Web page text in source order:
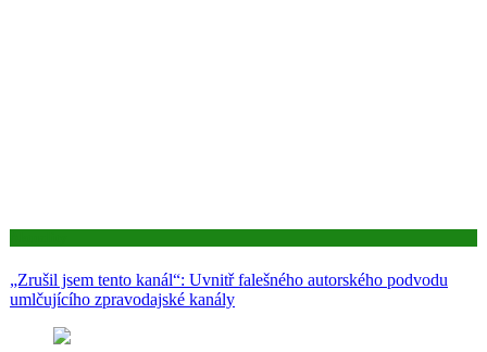
„Zrušil jsem tento kanál“: Uvnitř falešného autorského podvodu
umlčujícího zpravodajské kanály